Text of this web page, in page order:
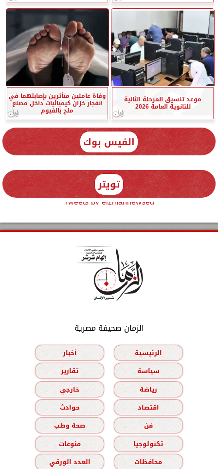
موعد تنسيق المرحلة الثانية
للثانوية العامة 2026
وفاة عاملين متأثرين بإصابتهما في
انفجار خزان كيميائيات داخل مصنع
ملح بالفيوم
الفيس بوك
تويتر
Tweets by elzmannewseg
الزمان صحيفة مصرية
الرئيسية
أخبار
سياسة
تقارير
رياضة
خارجي
اقتصاد
حوادث
فن
صحة وطب
تكنولوجيا
منوعات
محافظات
العدد الورقي